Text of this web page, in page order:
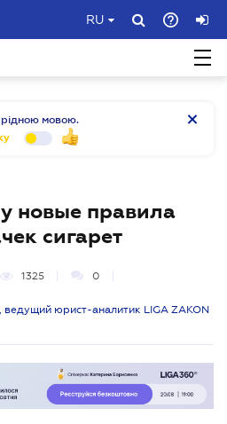
RU
рідною мовою.
новые правила
сигарет
1325 0
юрист-аналитик LIGA ZAKON